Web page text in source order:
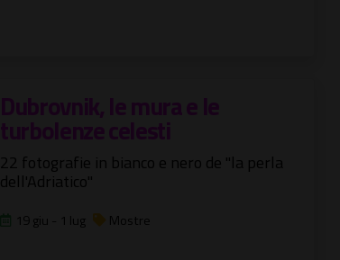
Dubrovnik, le mura e le
turbolenze celesti
22 fotografie in bianco e nero de "la perla
dell'Adriatico"
19 giu - 1 lug Mostre